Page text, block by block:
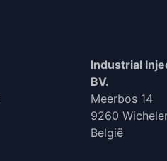
Industrial
BV.
Meerbos 14
9260
België